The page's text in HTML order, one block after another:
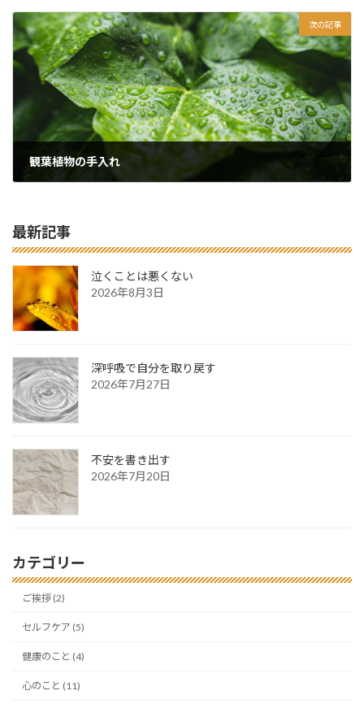
次の記事
観葉植物の手入れ
最新記事
泣くことは悪くない
2026年8月3日
深呼吸で自分を取り戻す
2026年7月27日
不安を書き出す
2026年7月20日
カテゴリー
ご挨拶 (2)
セルフケア (5)
健康のこと (4)
心のこと (11)